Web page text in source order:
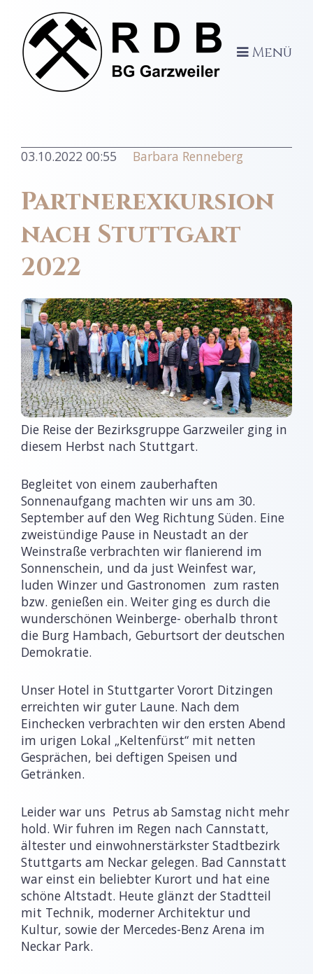
Menü
03.10.2022 00:55 Barbara Renneberg
Partnerexkursion
nach Stuttgart
2022
Die Reise der Bezirksgruppe Garzweiler ging in
diesem Herbst nach Stuttgart.
Begleitet von einem zauberhaften
Sonnenaufgang machten wir uns am 30.
September auf den Weg Richtung Süden. Eine
zweistündige Pause in Neustadt an der
Weinstraße verbrachten wir flanierend im
Sonnenschein, und da just Weinfest war,
luden Winzer und Gastronomen zum rasten
bzw. genießen ein. Weiter ging es durch die
wunderschönen Weinberge- oberhalb thront
die Burg Hambach, Geburtsort der deutschen
Demokratie.
Unser Hotel in Stuttgarter Vorort Ditzingen
erreichten wir guter Laune. Nach dem
Einchecken verbrachten wir den ersten Abend
im urigen Lokal „Keltenfürst“ mit netten
Gesprächen, bei deftigen Speisen und
Getränken.
Leider war uns Petrus ab Samstag nicht mehr
hold. Wir fuhren im Regen nach Cannstatt,
ältester und einwohnerstärkster Stadtbezirk
Stuttgarts am Neckar gelegen. Bad Cannstatt
war einst ein beliebter Kurort und hat eine
schöne Altstadt. Heute glänzt der Stadtteil
mit Technik, moderner Architektur und
Kultur, sowie der Mercedes-Benz Arena im
Neckar Park.